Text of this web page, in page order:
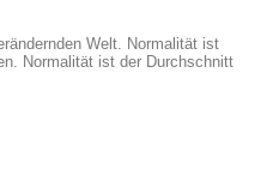
Welt. Normalität ist
Normalität ist der Durchschnitt